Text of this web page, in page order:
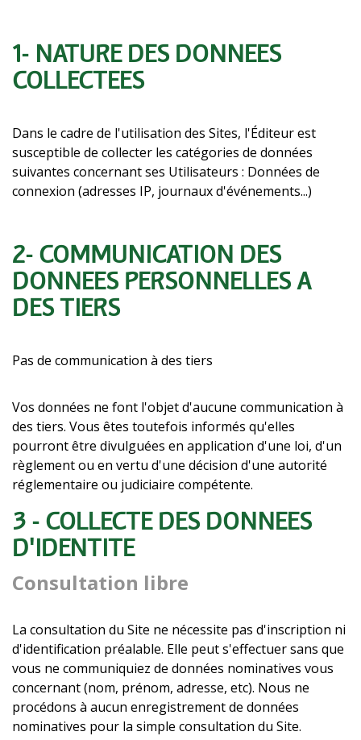
1- NATURE DES DONNÉES
COLLECTÉES
Dans le cadre de l'utilisation des Sites, l'Éditeur est
susceptible de collecter les catégories de données
suivantes concernant ses Utilisateurs : Données de
connexion (adresses IP, journaux d'événements...)
2- COMMUNICATION DES
DONNÉES PERSONNELLES À
DES TIERS
Pas de communication à des tiers
Vos données ne font l'objet d'aucune communication à
des tiers. Vous êtes toutefois informés qu'elles
pourront être divulguées en application d'une loi, d'un
règlement ou en vertu d'une décision d'une autorité
réglementaire ou judiciaire compétente.
3 - COLLECTE DES DONNÉES
D'IDENTITÉ
Consultation libre
La consultation du Site ne nécessite pas d'inscription ni
d'identification préalable. Elle peut s'effectuer sans que
vous ne communiquiez de données nominatives vous
concernant (nom, prénom, adresse, etc). Nous ne
procédons à aucun enregistrement de données
nominatives pour la simple consultation du Site.